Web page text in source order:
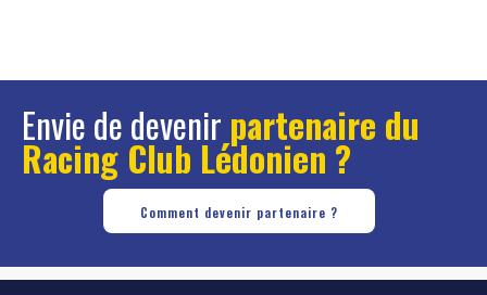
Envie de devenir partenaire du
Racing Club Lédonien ?
Comment devenir partenaire ?